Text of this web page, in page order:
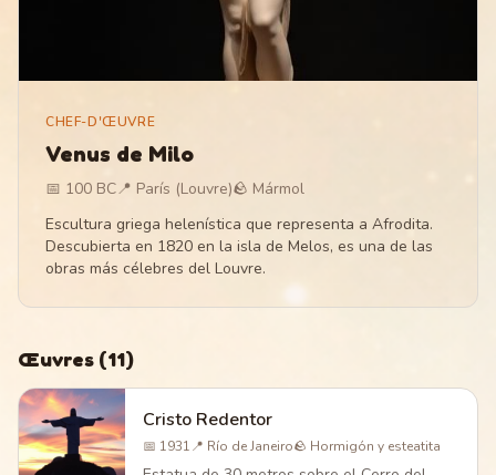
CHEF-D'ŒUVRE
Venus de Milo
📅 100 BC📍 París (Louvre)🪨 Mármol
Escultura griega helenística que representa a Afrodita.
Descubierta en 1820 en la isla de Melos, es una de las
obras más célebres del Louvre.
Œuvres (11)
Cristo Redentor
📅 1931📍 Río de Janeiro🪨 Hormigón y esteatita